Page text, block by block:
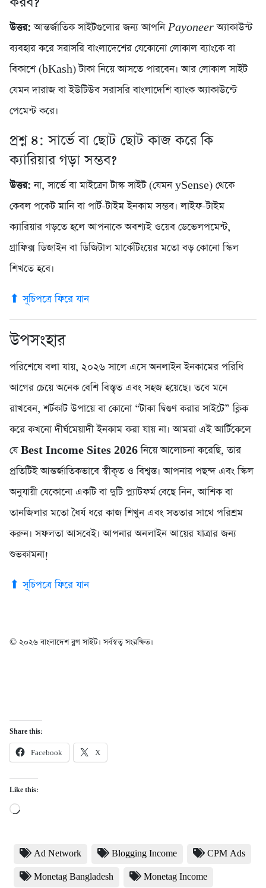
উত্তর: আন্তর্জাতিক সাইটগুলোর জন্য আপনিPayoneerঅ্যাকাউন্ট
ব্যবহার করে সরাসরি বাংলাদেশের যেকোনো লোকাল ব্যাংকে বা
বিকাশে (bKash) টাকা নিয়ে আসতে পারবেন। আর লোকাল সাইট
যেমন দারাজ বা ইউটিউব সরাসরি বাংলাদেশি ব্যাংক অ্যাকাউন্টে
পেমেন্ট করে।
প্রশ্ন ৪: সার্ভে বা ছোট ছোট কাজ করে কি
ক্যারিয়ার গড়া সম্ভব?
উত্তর: না, সার্ভে বা মাইক্রো টাস্ক সাইট (যেমন ySense) থেকে
কেবল পকেট মানি বা পার্ট-টাইম ইনকাম সম্ভব। লাইফ-টাইম
ক্যারিয়ার গড়তে হলে আপনাকে অবশ্যই ওয়েব ডেভেলপমেন্ট,
গ্রাফিক্স ডিজাইন বা ডিজিটাল মার্কেটিংয়ের মতো বড় কোনো স্কিল
শিখতে হবে।
⬆ সূচিপত্রে ফিরে যান
উপসংহার
পরিশেষে বলা যায়, ২০২৬ সালে এসে অনলাইন ইনকামের পরিধি
আগের চেয়ে অনেক বেশি বিস্তৃত এবং সহজ হয়েছে। তবে মনে
রাখবেন, শর্টকাট উপায়ে বা কোনো “টাকা দ্বিগুণ করার সাইটে” ক্লিক
করে কখনো দীর্ঘমেয়াদী ইনকাম করা যায় না। আমরা এই আর্টিকেলে
যেBest Income Sites 2026নিয়ে আলোচনা করেছি, তার
প্রতিটিই আন্তর্জাতিকভাবে স্বীকৃত ও বিশ্বস্ত। আপনার পছন্দ এবং স্কিল
অনুযায়ী যেকোনো একটি বা দুটি প্ল্যাটফর্ম বেছে নিন, আশিক বা
তানজিলার মতো ধৈর্য ধরে কাজ শিখুন এবং সততার সাথে পরিশ্রম
করুন। সফলতা আসবেই। আপনার অনলাইন আয়ের যাত্রার জন্য
শুভকামনা!
⬆ সূচিপত্রে ফিরে যান
© ২০২৬ বাংলাদেশ ব্লগ সাইট। সর্বস্বত্ব সংরক্ষিত।
Share this:
Facebook X
Like this:
Loading…
Ad Network Blogging Income CPM Ads
Monetag Bangladesh Monetag Income